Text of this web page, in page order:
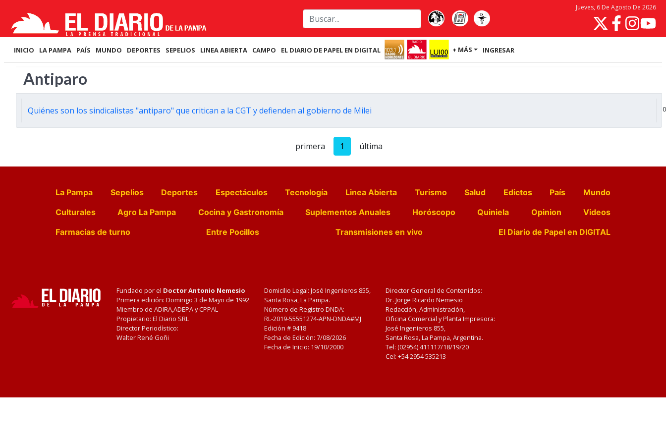
Jueves, 6 De Agosto De 2026
INICIO LA PAMPA PAÍS MUNDO DEPORTES SEPELIOS LINEA ABIERTA CAMPO EL DIARIO DE PAPEL EN DIGITAL + MÁS INGRESAR
Antiparo
Quiénes son los sindicalistas "antiparo" que critican a la CGT y defienden al gobierno de Milei
primera 1 última
La Pampa Sepelios Deportes Espectáculos Tecnología Linea Abierta Turismo Salud Edictos País
Mundo
Culturales
Agro La Pampa Cocina y Gastronomía Suplementos Anuales Horóscopo Quiniela Opinion
Videos
Farmacias de turno
Entre Pocillos Transmisiones en vivo El Diario de Papel en DIGITAL
Fundado por el Doctor Antonio Nemesio
Primera edición: Domingo 3 de Mayo de 1992
Miembro de ADIRA,ADEPA y CPPAL
Propietario: El Diario SRL
Director Periodístico:
Walter René Goñi
Domicilio Legal: José Ingenieros 855,
Santa Rosa, La Pampa.
Número de Registro DNDA:
RL-2019-55551274-APN-DNDA#MJ
Edición # 9418
Fecha de Edición: 7/08/2026
Fecha de Inicio: 19/10/2000
Director General de Contenidos:
Dr. Jorge Ricardo Nemesio
Redacción, Administración,
Oficina Comercial y Planta Impresora:
José Ingenieros 855,
Santa Rosa, La Pampa, Argentina.
Tel: (02954) 411117/18/19/20
Cel: +54 2954 535213